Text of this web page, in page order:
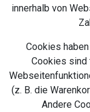
innerhalb von
Cookies
Cookies sind
(z. B. die
Andere